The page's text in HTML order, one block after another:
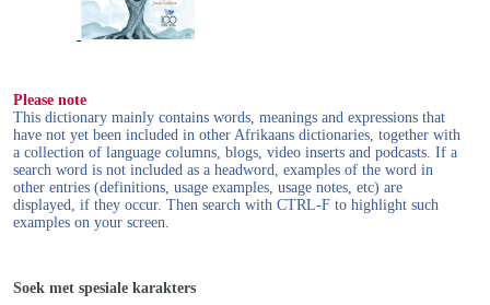
Please note
This dictionary mainly contains words, meanings and expressions that
have not yet been included in other Afrikaans dictionaries, together with
a collection of language columns, blogs, video inserts and podcasts. If a
search word is not included as a headword, examples of the word in
other entries (definitions, usage examples, usage notes, etc) are
displayed, if they occur. Then search with CTRL-F to highlight such
examples on your screen.
Soek met spesiale karakters